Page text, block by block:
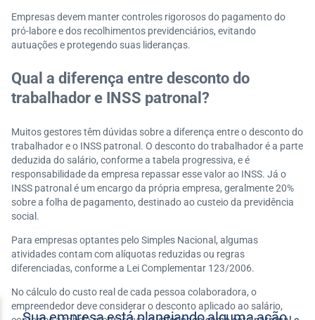
Empresas devem manter controles rigorosos do pagamento do
pró-labore e dos recolhimentos previdenciários, evitando
autuações e protegendo suas lideranças.
Qual a diferença entre desconto do
trabalhador e INSS patronal?
Muitos gestores têm dúvidas sobre a diferença entre o desconto do
trabalhador e o INSS patronal. O desconto do trabalhador é a parte
deduzida do salário, conforme a tabela progressiva, e é
responsabilidade da empresa repassar esse valor ao INSS. Já o
INSS patronal é um encargo da própria empresa, geralmente 20%
sobre a folha de pagamento, destinado ao custeio da previdência
social.
Para empresas optantes pelo Simples Nacional, algumas
atividades contam com alíquotas reduzidas ou regras
diferenciadas, conforme a Lei Complementar 123/2006.
No cálculo do custo real de cada pessoa colaboradora, o
empreendedor deve considerar o desconto aplicado ao salário,